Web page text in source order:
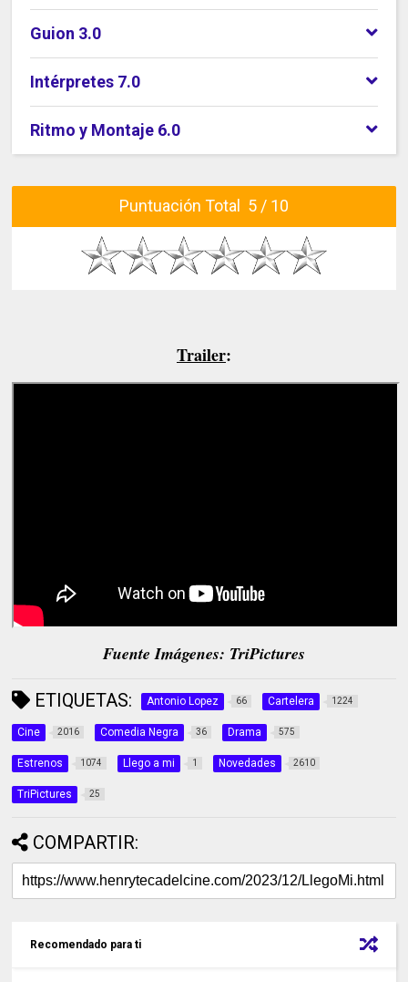
Guion 3.0
Intérpretes 7.0
Ritmo y Montaje 6.0
Puntuación Total 5 / 10
Trailer:
Fuente Imágenes: TriPictures
ETIQUETAS: Antonio Lopez 66 Cartelera 1224
Cine 2016 Comedia Negra 36 Drama 575
Estrenos 1074 Llego a mi 1 Novedades 2610
TriPictures 25
COMPARTIR:
Recomendado para ti